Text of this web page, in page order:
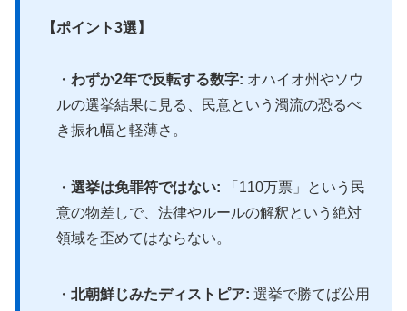
【ポイント3選】
・ わずか2年で反転する数字: オハイオ州やソウ
ルの選挙結果に見る、民意という濁流の恐るべ
き振れ幅と軽薄さ。
・ 選挙は免罪符ではない: 「110万票」という民
意の物差しで、法律やルールの解釈という絶対
領域を歪めてはならない。
・ 北朝鮮じみたディストピア: 選挙で勝てば公用